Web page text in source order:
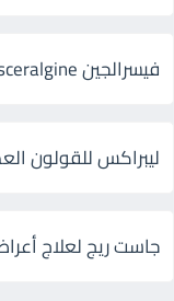
فيسرالجين Visceralgine لآلام الجهاز الهضمى
ليبراكس للقولون
جاست ريج لعلاج